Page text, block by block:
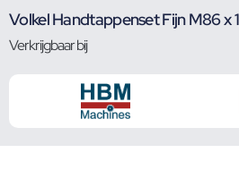
Volkel Handtappenset Fijn M86 x
Verkrijgbaar bij